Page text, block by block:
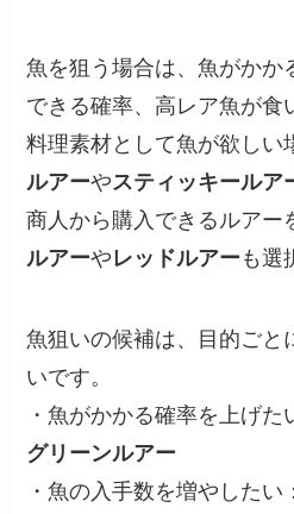
魚を狙う場合は、魚がかか
できる確率、高レア魚が食
料理素材として魚が欲しい
ルアーやスティッキールア
商人から購入できるルアー
ルアーやレッドルアー も選
魚狙いの候補は、目的ごと
いです。
・魚がかかる確率を上げた
グリーンルアー
・魚の入手数を増やしたい：